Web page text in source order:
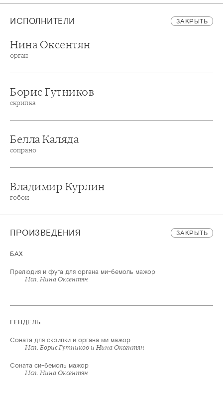
ИСПОЛНИТЕЛИ ЗАКРЫТЬ
Нина Оксентян
орган
Борис Гутников
скрипка
Белла Каляда
сопрано
Владимир Курлин
гобой
ПРОИЗВЕДЕНИЯ ЗАКРЫТЬ
БАХ
Прелюдия и фуга для органа ми-бемоль мажор
Исп. Нина Оксентян
ГЕНДЕЛЬ
Соната для скрипки и органа ми мажор
Исп. Борис Гутников и Нина Оксентян
Соната си-бемоль мажор
Исп. Нина Оксентян